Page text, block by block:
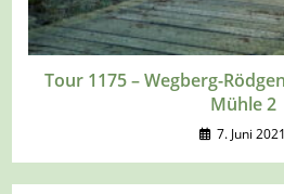
Tour 1175 – Wegberg-
Mühle 2
7. Juni 2021